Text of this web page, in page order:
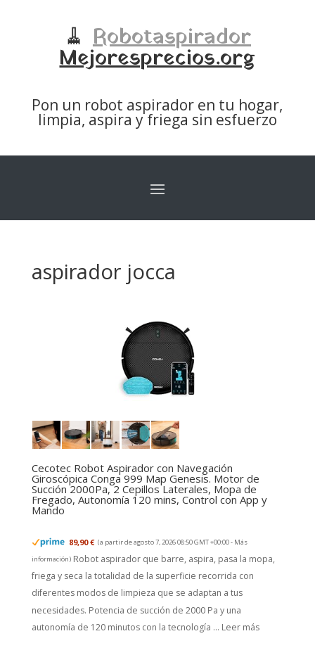
🧹 Robotaspirador
Mejoresprecios.org
Pon un robot aspirador en tu hogar,
limpia, aspira y friega sin esfuerzo
aspirador jocca
Cecotec Robot Aspirador con Navegación
Giroscópica Conga 999 Map Genesis. Motor de
Succión 2000Pa, 2 Cepillos Laterales, Mopa de
Fregado, Autonomía 120 mins, Control con App y
Mando
89,90 € (a partir de agosto 7, 2026 08:50 GMT +00:00 - Más
información) Robot aspirador que barre, aspira, pasa la mopa,
friega y seca la totalidad de la superficie recorrida con
diferentes modos de limpieza que se adaptan a tus
necesidades. Potencia de succión de 2000 Pa y una
autonomía de 120 minutos con la tecnología ... Leer más